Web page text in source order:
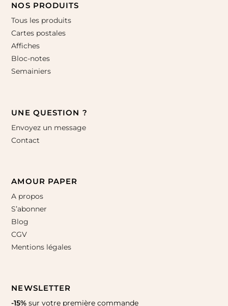
NOS PRODUITS
Tous les produits
Cartes postales
Affiches
Bloc-notes
Semainiers
UNE QUESTION ?
Envoyez un message
Contact
AMOUR PAPER
A propos
S’abonner
Blog
CGV
Mentions légales
NEWSLETTER
-15% sur votre première commande